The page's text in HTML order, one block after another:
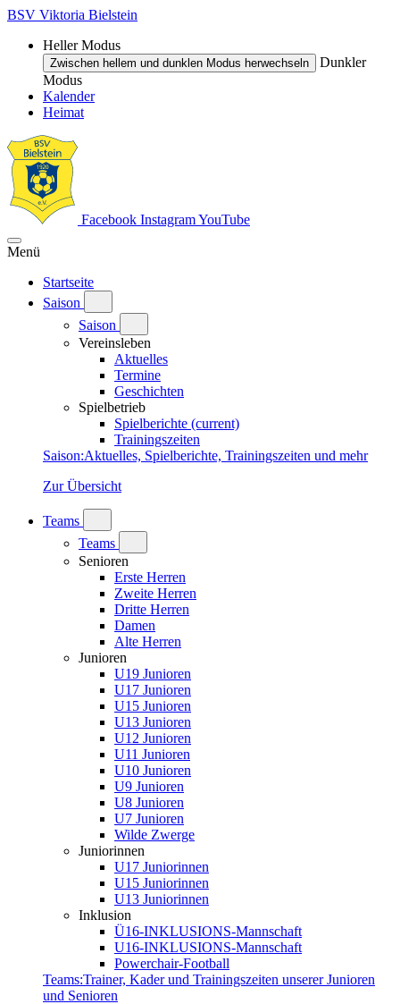
BSV Viktoria Bielstein
Heller Modus
Zwischen hellem und dunklen Modus herwechseln
Dunkler
Modus
Kalender
Heimat
Facebook InstagramYouTube
Menü
Startseite
Saison
Saison
Vereinsleben
Aktuelles
Termine
Geschichten
Spielbetrieb
Spielberichte (current)
Trainingszeiten
Saison:Aktuelles, Spielberichte, Trainingszeiten und mehr
Zur Übersicht
Teams
Teams
Senioren
Erste Herren
Zweite Herren
Dritte Herren
Damen
Alte Herren
Junioren
U19 Junioren
U17 Junioren
U15 Junioren
U13 Junioren
U12 Junioren
U11 Junioren
U10 Junioren
U9 Junioren
U8 Junioren
U7 Junioren
Wilde Zwerge
Juniorinnen
U17 Juniorinnen
U15 Juniorinnen
U13 Juniorinnen
Inklusion
Ü16-INKLUSIONS-Mannschaft
U16-INKLUSIONS-Mannschaft
Powerchair-Football
Teams:Trainer, Kader und Trainingszeiten unserer Junioren
und Senioren